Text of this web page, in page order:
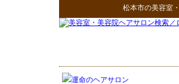
松本市の美容室